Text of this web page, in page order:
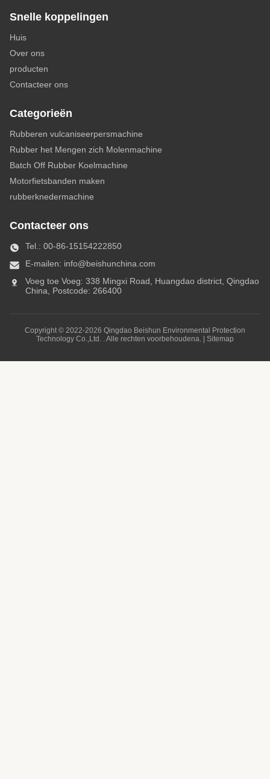
Productielijn voor recycling van banden
Snelle koppelingen
Huis
Over ons
producten
Contacteer ons
Categorieën
Rubberen vulcaniseerpersmachine
Rubber het Mengen zich Molenmachine
Batch Off Rubber Koelmachine
Motorfietsbanden maken
rubberknedermachine
Contacteer ons
Tel.: 00-86-15154222850
E-mailen: info@beishunchina.com
Voeg toe Voeg: 338 Mingxi Road, Huangdao district, Qingdao
China, Postcode: 266400
Copyright © 2022-2026 Qingdao Beishun Environmental Protection
Technology Co.,Ltd. . Alle rechten voorbehoudena. | Sitemap